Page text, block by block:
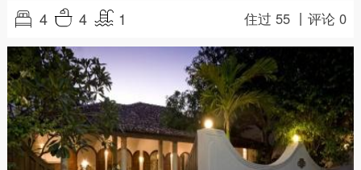
4 4 1 住过 55 丨评论 0